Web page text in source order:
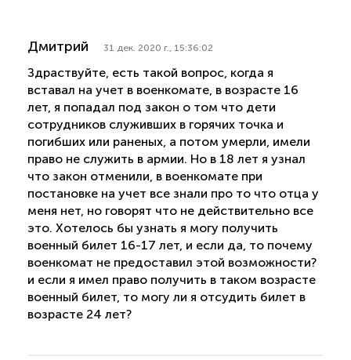
Дмитрий 31 дек. 2020 г., 15:36:02
Здраствуйте, есть такой вопрос, когда я
вставал на учет в военкомате, в возрасте 16
лет, я попадал под закон о том что дети
сотрудников служивших в горячих точка и
погибших или раненых, а потом умерли, имели
право не служить в армии. Но в 18 лет я узнал
что закон отменили, в военкомате при
постановке на учет все знали про то что отца у
меня нет, но говорят что не действительно все
это. Хотелось бы узнать я могу получить
военный билет 16-17 лет, и если да, то почему
военкомат не предоставил этой возможности?
и если я имел право получить в таком возрасте
военный билет, то могу ли я отсудить билет в
возрасте 24 лет?